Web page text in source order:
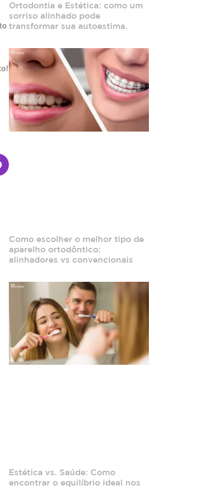
Ortodontia e Estética: como um
sorriso alinhado pode
transformar sua autoestima.
Como escolher o melhor tipo de
aparelho ortodôntico:
alinhadores vs convencionais
Estética vs. Saúde: Como
encontrar o equilíbrio ideal nos